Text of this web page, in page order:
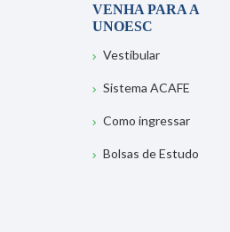
VENHA PARA A
UNOESC
Vestibular
Sistema ACAFE
Como ingressar
Bolsas de Estudo